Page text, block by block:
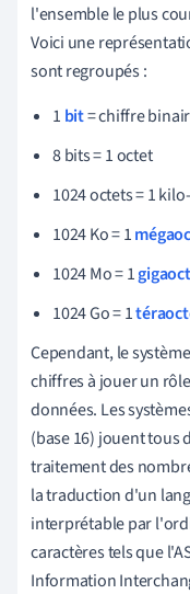
l'ensemble le plus
Voici une
sont regroupés :
1 bit= chiffre
8 bits = 1 octet
1024 octets = 1
1024 Ko = 1
1024 Mo = 1
1024 Go = 1
Cependant, le
chiffres à jouer un
données. Les
(base 16) jouent tous
traitement des
la traduction d'un
interprétable par
caractères tels que
Information